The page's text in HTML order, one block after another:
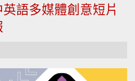
語多媒體創意短片